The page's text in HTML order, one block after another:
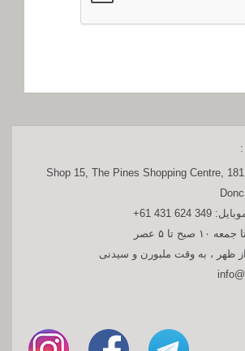
Shop 15, The Pines Shopping Centre,
+61 431 624 349
تا ۵ عصر